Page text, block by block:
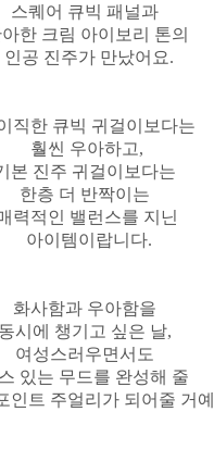
스퀘어 큐빅 패널과
한 크림 아이보리 톤의
인공 진주가 만났어요.
직한 큐빅 귀걸이보다는
훨씬 우아하고,
본 진주 귀걸이보다는
한층 더 반짝이는
력적인 밸런스를 지닌
아이템이랍니다.
화사함과 우아함을
동시에 챙기고 싶은 날,
여성스러우면서도
있는 무드를 완성해 줄
인트 주얼리가 되어줄 거